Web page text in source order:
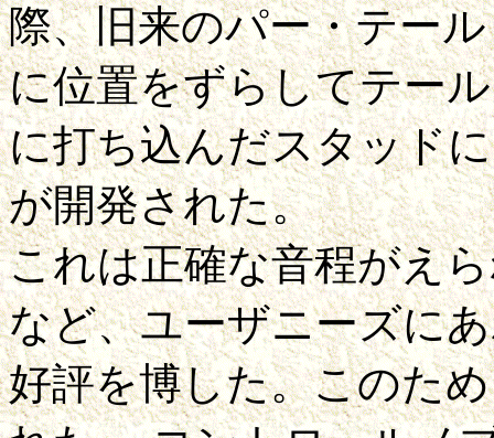
際、旧来のパー・テー
に位置をずらしてテー
に打ち込んだスタッド
が開発された。
これは正確な音程がえ
など、ユーザニーズに
好評を博した。このた